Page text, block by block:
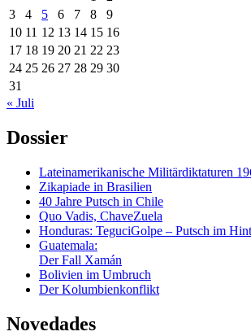
3
4 5 6 7 8
9
10 11 12 13 14 15 16
17 18 19 20 21 22 23
24 25 26 27 28 29 30
31
« Juli
Dossier
Lateinamerikanische Militärdiktaturen
Zikapiade in Brasilien
40 Jahre Putsch in Chile
Quo Vadis, ChaveZuela
Honduras: TeguciGolpe – Putsch im
Guatemala:
Der Fall Xamán
Bolivien im Umbruch
Der Kolumbienkonflikt
Novedades